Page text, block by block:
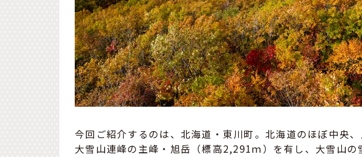
今回ご紹介するのは、北海道・東川町。北海道のほぼ中央
大雪山連峰の主峰・旭岳（標高2,291ｍ）を有し、大雪山